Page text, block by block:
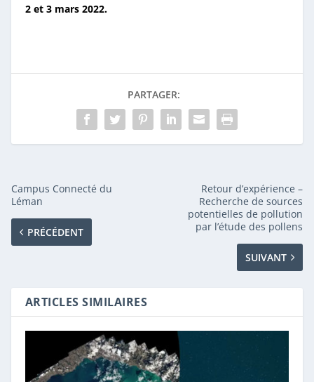
2 et 3 mars 2022.
PARTAGER:
Campus Connecté du
Léman
PRÉCÉDENT
Retour d’expérience –
Recherche de sources
potentielles de pollution
par l’étude des pollens
SUIVANT
ARTICLES SIMILAIRES